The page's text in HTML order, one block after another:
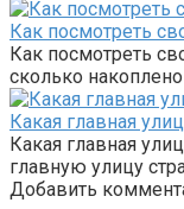
Как посмотреть
Как посмотреть
сколько
Какая главная
Какая главная
главную улицу
Добавить